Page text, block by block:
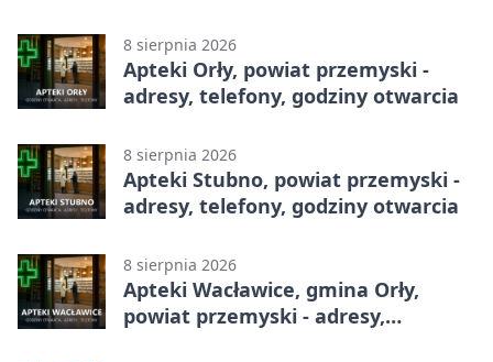
8 sierpnia 2026
Apteki Orły, powiat przemyski -
adresy, telefony, godziny otwarcia
8 sierpnia 2026
Apteki Stubno, powiat przemyski -
adresy, telefony, godziny otwarcia
8 sierpnia 2026
Apteki Wacławice, gmina Orły,
powiat przemyski - adresy,